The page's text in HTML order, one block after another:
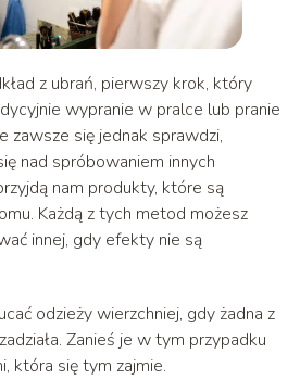
z ubrań, pierwszy krok, który
wypranie w pralce lub pranie
zawsze się jednak sprawdzi,
nad spróbowaniem innych
nam produkty, które są
Każdą z tych metod możesz
innej, gdy efekty nie są
odzieży wierzchniej, gdy żadna z
Zanieś je w tym przypadku
która się tym zajmie.